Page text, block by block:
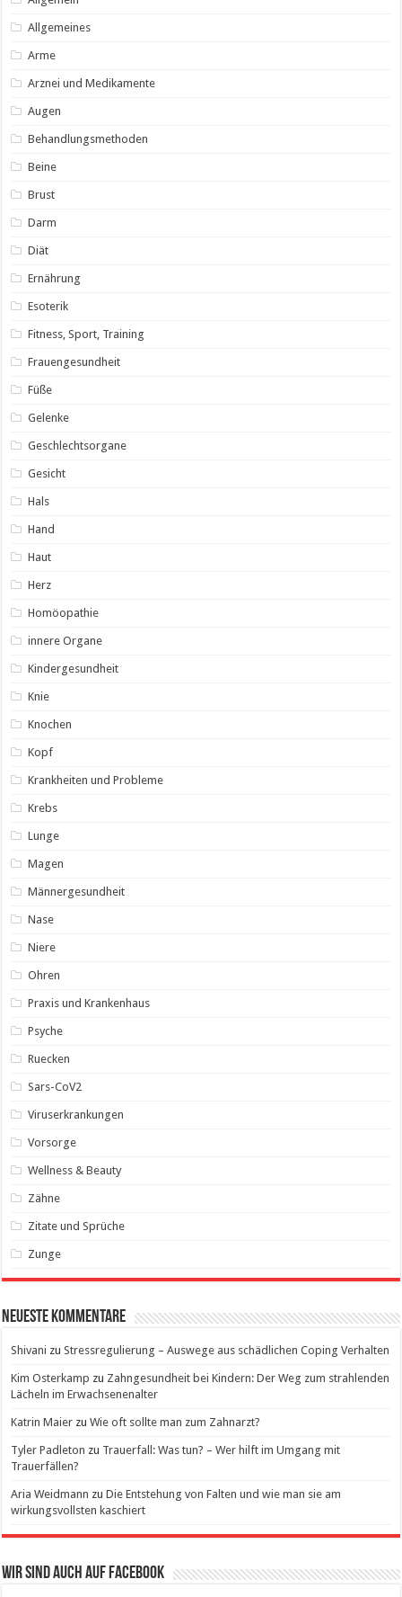
Allgemeines
Arme
Arznei und Medikamente
Augen
Behandlungsmethoden
Beine
Brust
Darm
Diät
Ernährung
Esoterik
Fitness, Sport, Training
Frauengesundheit
Füße
Gelenke
Geschlechtsorgane
Gesicht
Hals
Hand
Haut
Herz
Homöopathie
innere Organe
Kindergesundheit
Knie
Knochen
Kopf
Krankheiten und Probleme
Krebs
Lunge
Magen
Männergesundheit
Nase
Niere
Ohren
Praxis und Krankenhaus
Psyche
Ruecken
Sars-CoV2
Viruserkrankungen
Vorsorge
Wellness & Beauty
Zähne
Zitate und Sprüche
Zunge
Neueste Kommentare
Shivani zuStressregulierung – Auswege aus schädlichen Coping Verhalten
Kim Osterkamp zu Zahngesundheit bei Kindern: Der Weg zum strahlenden
Lächeln im Erwachsenenalter
Katrin Maier zuWie oft sollte man zum Zahnarzt?
Tyler Padleton zu Trauerfall: Was tun? – Wer hilft im Umgang mit
Trauerfällen?
Aria Weidmann zuDie Entstehung von Falten und wie man sie am
wirkungsvollsten kaschiert
Wir sind auch auf Facebook